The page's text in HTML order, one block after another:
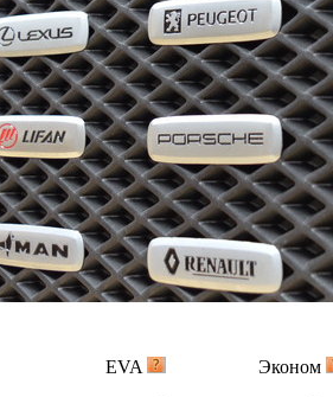
EVA
Эконом